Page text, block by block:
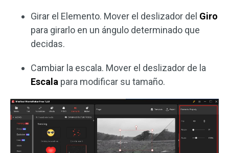
Girar el Elemento. Mover el deslizador del Giro
para girarlo en un ángulo determinado que
decidas.
Cambiar la escala. Mover el deslizador de la
Escala para modificar su tamaño.